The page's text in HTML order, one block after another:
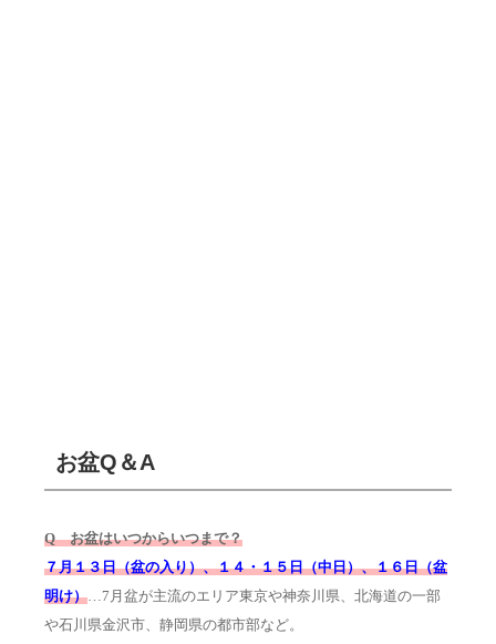
お盆Q＆A
Q お盆はいつからいつまで？
７月１３日（盆の入り）、１４・１５日（中日）、１６日（盆
明け）…7月盆が主流のエリア東京や神奈川県、北海道の一部
や石川県金沢市、静岡県の都市部など。